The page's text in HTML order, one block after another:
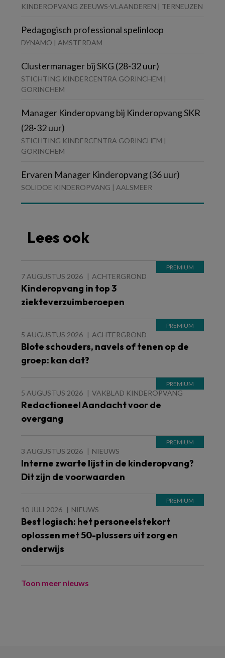
KINDEROPVANG ZEEUWS-VLAANDEREN | TERNEUZEN
Pedagogisch professional spelinloop
DYNAMO | AMSTERDAM
Clustermanager bij SKG (28-32 uur)
STICHTING KINDERCENTRA GORINCHEM |
GORINCHEM
Manager Kinderopvang bij Kinderopvang SKR
(28-32 uur)
STICHTING KINDERCENTRA GORINCHEM |
GORINCHEM
Ervaren Manager Kinderopvang (36 uur)
SOLIDOE KINDEROPVANG | AALSMEER
Lees ook
7 AUGUSTUS 2026 ACHTERGROND
Kinderopvang in top 3
ziekteverzuimberoepen
5 AUGUSTUS 2026 ACHTERGROND
Blote schouders, navels of tenen op de
groep: kan dat?
5 AUGUSTUS 2026 VAKBLAD KINDEROPVANG
Redactioneel Aandacht voor de
overgang
3 AUGUSTUS 2026 NIEUWS
Interne zwarte lijst in de kinderopvang?
Dit zijn de voorwaarden
10 JULI 2026 NIEUWS
Best logisch: het personeelstekort
oplossen met 50-plussers uit zorg en
onderwijs
Toon meer nieuws